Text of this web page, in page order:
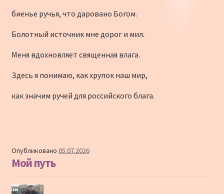
биенье ручья, что даровано Богом.
Болотный источник мне дорог и мил.
Меня вдохновляет священная влага.
Здесь я понимаю, как хрупок наш мир,
как значим ручей для российского блага.
Опубликовано 05.07.2026
Мой путь